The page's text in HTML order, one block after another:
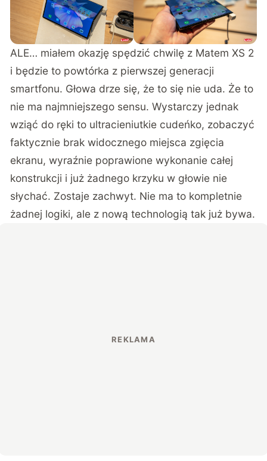
ALE… miałem okazję spędzić chwilę z Matem XS 2
i będzie to powtórka z pierwszej generacji
smartfonu. Głowa drze się, że to się nie uda. Że to
nie ma najmniejszego sensu. Wystarczy jednak
wziąć do ręki to ultracieniutkie cudeńko, zobaczyć
faktycznie brak widocznego miejsca zgięcia
ekranu, wyraźnie poprawione wykonanie całej
konstrukcji i już żadnego krzyku w głowie nie
słychać. Zostaje zachwyt. Nie ma to kompletnie
żadnej logiki, ale z nową technologią tak już bywa.